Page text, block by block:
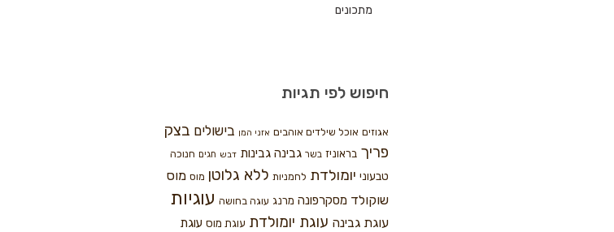
מתכונים
חיפוש לפי תגיות
אגוזים אוכל שילדים אוהבים אזני המן בישולים בצק
פריך בראוניז בשר גבינה גבינות דבש חגים חנוכה
טבעוני יומולדת לחמניות ללא גלוטן מוס מוס
שוקולד מסקרפונה מרנג עוגה בחושה עוגיות
עוגת גבינה עוגת יומולדת עוגת מוס עוגת